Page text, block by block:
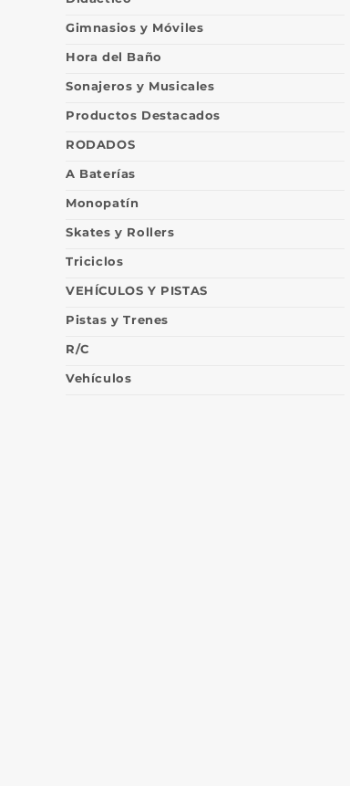
Gimnasios y Móviles
Hora del Baño
Sonajeros y Musicales
Productos Destacados
RODADOS
A Baterías
Monopatín
Skates y Rollers
Triciclos
VEHÍCULOS Y PISTAS
Pistas y Trenes
R/C
Vehículos